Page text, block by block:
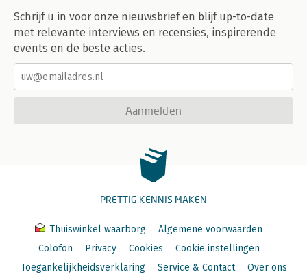
Schrijf u in voor onze nieuwsbrief en blijf up-to-date
met relevante interviews en recensies, inspirerende
events en de beste acties.
Aanmelden
PRETTIG KENNIS MAKEN
Thuiswinkel waarborg
Algemene voorwaarden
Colofon
Privacy Cookies
Cookie instellingen
Toegankelijkheidsverklaring
Service & Contact Over ons